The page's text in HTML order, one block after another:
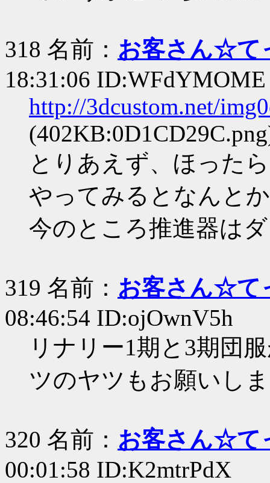
318 名前： お客さん☆て
18:31:06 ID:WFdYMOME
http://3dcustom.net/
とりあえず、ほった
やってみるとなんと
今のところ推進器は
319 名前： お客さん☆て
08:46:54 ID:ojOwnV5h
リナリー1期と3期団
ツのヤツもお願いし
320 名前： お客さん☆て
00:01:58 ID:K2mtrPdX